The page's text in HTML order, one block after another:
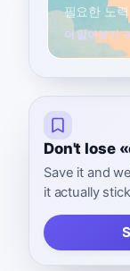
필요한 노
더 알아보기
Don't lose
Save it and
it actually